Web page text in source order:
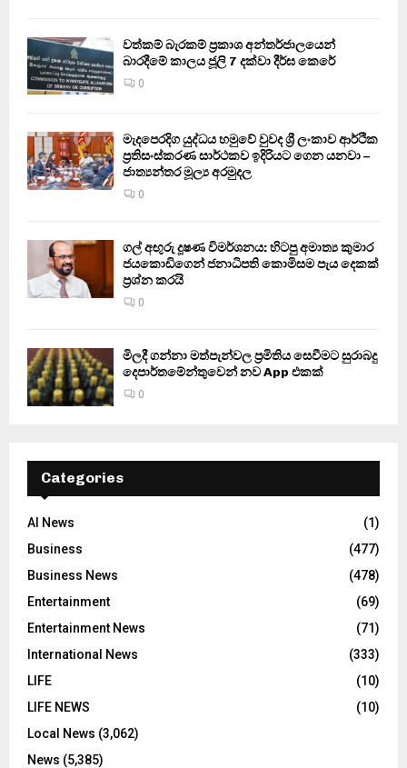
වත්කම් බැරකම් ප්‍රකාශ අන්තර්ජාලයෙන්
බාරදීමේ කාලය ජූලි 7 දක්වා දීර්ඝ කෙරේ
0
මැදපෙරදිග යුද්ධය හමුවේ වුවද ශ්‍රී ලංකාව ආර්ථික
ප්‍රතිසංස්කරණ සාර්ථකව ඉදිරියට ගෙන යනවා –
ජාත්‍යන්තර මූල්‍ය අරමුදල
0
ගල් අඟුරු දූෂණ විමර්ශනය: හිටපු අමාත්‍ය කුමාර
ජයකොඩිගෙන් ජනාධිපති කොමිසම පැය දෙකක්
ප්‍රශ්න කරයි
0
මිලදී ගන්නා මත්පැන්වල ප්‍රමිතිය සෙවීමට සුරාබදු
දෙපාර්තමේන්තුවෙන් නව App එකක්
0
Categories
AI News
(1)
Business
(477)
Business News
(478)
Entertainment
(69)
Entertainment News
(71)
International News
(333)
LIFE
(10)
LIFE NEWS
(10)
Local News (3,062)
News (5,385)